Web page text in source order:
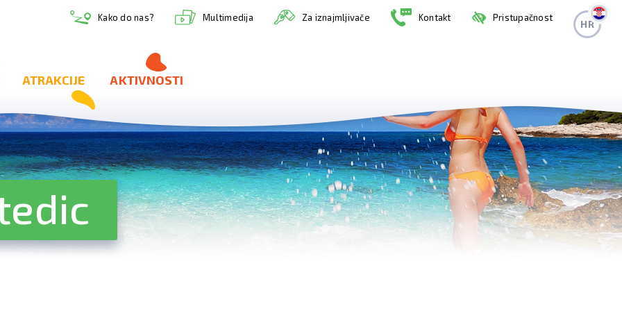
Kako do nas? Multimedija Za iznajmljivače Kontakt Pristupačnost
HR
ATRAKCIJE AKTIVNOSTI